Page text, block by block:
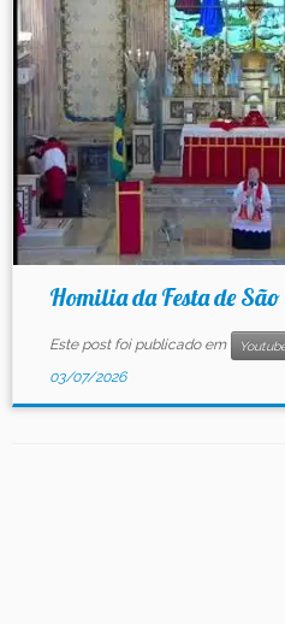
Contato
Homilia da Festa de
Este post foi publicado em
03/07/2026